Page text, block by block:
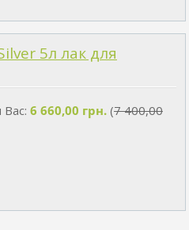
5л лак для
Вас: 6 660,00 грн.(7 400,00